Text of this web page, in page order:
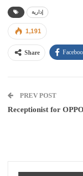
إدارية
1,191
Share
PREV POST
Receptionist for